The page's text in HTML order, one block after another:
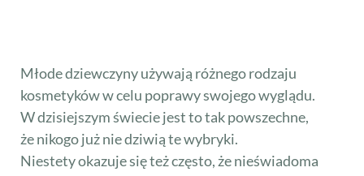
Młode dziewczyny używają różnego rodzaju
kosmetyków w celu poprawy swojego wyglądu.
W dzisiejszym świecie jest to tak powszechne,
że nikogo już nie dziwią te wybryki.
Niestety okazuje się też często, że nieświadoma